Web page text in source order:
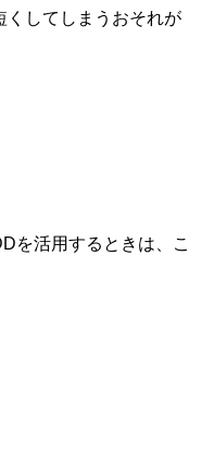
くしてしまうおそれが
を活用するときは、こ